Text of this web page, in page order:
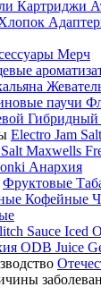
Картриджи
Мерч
паучи
Гибридный
Electro Jam Salt
Maxwells
Анархия
Фруктовые
Кофейные
Sauce Iced
ODB Juice